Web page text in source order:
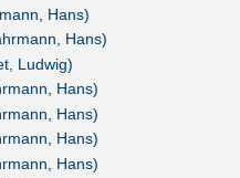
Hans)
Hans)
Ludwig)
Hans)
Hans)
Hans)
Hans)